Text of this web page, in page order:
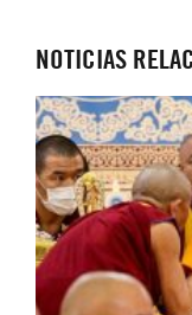
NOTICIAS